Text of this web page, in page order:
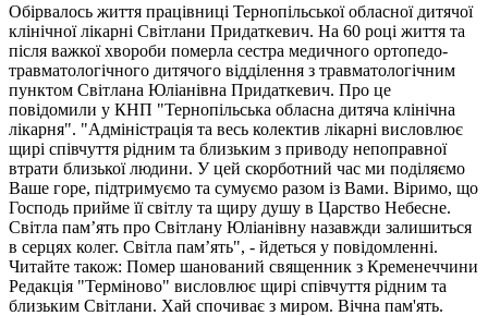
Обірвалось життя працівниці Тернопільської обласної дитячої
клінічної лікарні Світлани Придаткевич. На 60 році життя та
після важкої хвороби померла сестра медичного ортопедо-
травматологічного дитячого відділення з травматологічним
пунктом Світлана Юліанівна Придаткевич. Про це
повідомили у КНП "Тернопільська обласна дитяча клінічна
лікарня". "Адміністрація та весь колектив лікарні висловлює
щирі співчуття рідним та близьким з приводу непоправної
втрати близької людини. У цей скорботний час ми поділяємо
Ваше горе, підтримуємо та сумуємо разом із Вами. Віримо, що
Господь прийме її світлу та щиру душу в Царство Небесне.
Світла пам’ять про Світлану Юліанівну назавжди залишиться
в серцях колег. Світла пам’ять", - йдеться у повідомленні.
Читайте також: Помер шанований священник з Кременеччини
Редакція "Терміново" висловлює щирі співчуття рідним та
близьким Світлани. Хай спочиває з миром. Вічна пам'ять.